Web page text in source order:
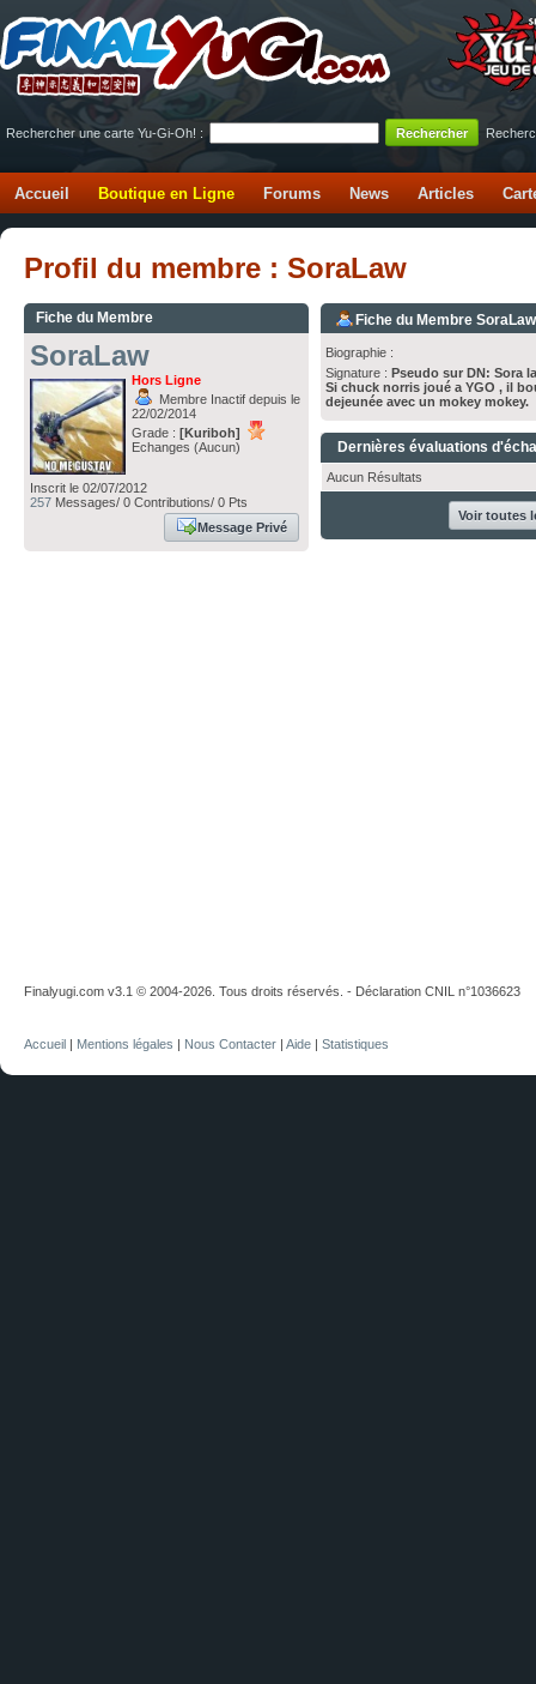
Rechercher une carte Yu-Gi-Oh! :
Accueil Boutique en Ligne Forums News Articles
Profil du membre : SoraLaw
Fiche du Membre
SoraLaw
Hors Ligne
Membre Inactif depuis le
22/02/2014
Grade : [Kuriboh]
Echanges (Aucun)
Inscrit le 02/07/2012
257 Messages/ 0 Contributions/ 0 Pts
Message Privé
Fiche du Membre SoraLaw
Biographie :
Signature :Pseudo sur DN: Sora
Si chuck norris joué a YGO , il
dejeunée avec un mokey mokey.
Dernières évaluations
Aucun Résultats
Voir toutes
Finalyugi.com v3.1 © 2004-2026. Tous droits réservés. - Déclaration CNIL n°1036623
Accueil | Mentions légales | Nous Contacter | Aide | Statistiques